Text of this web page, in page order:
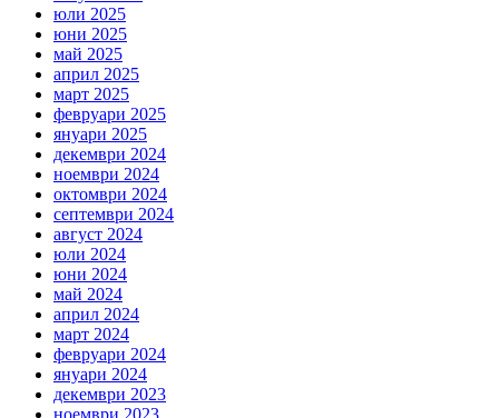
юли 2025
юни 2025
май 2025
април 2025
март 2025
февруари 2025
януари 2025
декември 2024
ноември 2024
октомври 2024
септември 2024
август 2024
юли 2024
юни 2024
май 2024
април 2024
март 2024
февруари 2024
януари 2024
декември 2023
ноември 2023